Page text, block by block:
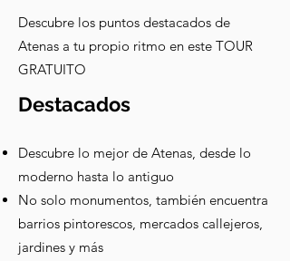
Descubre los puntos destacados de
Atenas a tu propio ritmo en este TOUR
GRATUITO
Destacados
Descubre lo mejor de Atenas, desde lo
moderno hasta lo antiguo
No solo monumentos, también encuentra
barrios pintorescos, mercados callejeros,
jardines y más